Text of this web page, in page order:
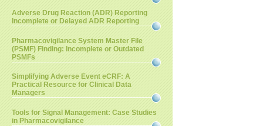
Adverse Drug Reaction (ADR) Reporting
Incomplete or Delayed ADR Reporting
Pharmacovigilance System Master File
(PSMF) Finding: Incomplete or Outdated
PSMFs
Simplifying Adverse Event eCRF: A
Practical Resource for Clinical Data
Managers
Tools for Signal Management: Case Studies
in Pharmacovigilance